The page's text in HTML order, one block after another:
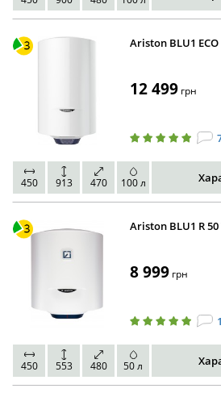
Ariston BLU1 ECO
12 499 грн
450 913 470 100 л
Ariston BLU1 R 50
8 999 грн
450 553 480 50 л